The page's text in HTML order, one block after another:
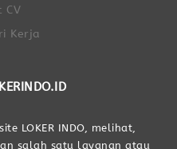
CV
Kerja
LOKER INDO, melihat,
salah satu layanan atau